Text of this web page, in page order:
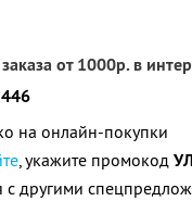
от 1000р. в
на онлайн-покупки
, укажите промокод
с другими